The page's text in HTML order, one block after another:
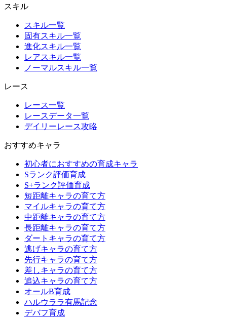
スキル
スキル一覧
固有スキル一覧
進化スキル一覧
レアスキル一覧
ノーマルスキル一覧
レース
レース一覧
レースデータ一覧
デイリーレース攻略
おすすめキャラ
初心者におすすめの育成キャラ
Sランク評価育成
S+ランク評価育成
短距離キャラの育て方
マイルキャラの育て方
中距離キャラの育て方
長距離キャラの育て方
ダートキャラの育て方
逃げキャラの育て方
先行キャラの育て方
差しキャラの育て方
追込キャラの育て方
オールB育成
ハルウララ有馬記念
デバフ育成